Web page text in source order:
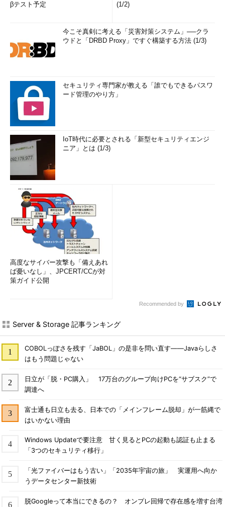
βテスト予定
(1/2)
今こそ真剣に考える「災害対策システム」──クラ
ウドと「DRBD Proxy」ですぐ構築する方法 (1/3)
セキュリティ専門家が教える「誰でもできるパスワ
ード管理のやり方」
IoT時代に必要とされる「新型セキュリティエンジ
ニア」とは (1/3)
高度なサイバー攻撃も「備えあれ
ば憂いなし」、JPCERT/CCが対
策ガイド公開
Recommended by
Server & Storage 記事ランキング
COBOLっぽさを残す「JaBOL」の是非を問い直す――Javaらしさ
はもう問題じゃない
日立が「脱・PC購入」 17万台のグループ向けPCを“サブスク”で
調達へ
富士通も日立も去る、日本での「メインフレーム脱却」が一筋縄で
はいかない理由
Windows Updateで要注意 甘く見るとPCの起動も認証も止まる
「3つのセキュリティ移行」
「光ファイバーはもう古い」「2035年宇宙の旅」 実運用へ向か
うデータセンター新技術
脱Googleって本当にできるの？ オンプレ回帰で存在感を増す台湾